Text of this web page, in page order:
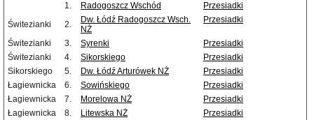
1.
Radogoszcz Wschód
Przesiadki
Świtezianki
2.
Dw. Łódź Radogoszcz Wsch.
NŻ
Przesiadki
Świtezianki 3. Syrenki
Przesiadki
Świtezianki
4. Sikorskiego
Przesiadki
Sikorskiego
5. Dw. Łódź Arturówek NŻ
Przesiadki
Łagiewnicka
6. Sowińskiego
Przesiadki
Łagiewnicka
7. Morelowa NŻ
Przesiadki
Łagiewnicka
8. Litewska NŻ
Przesiadki